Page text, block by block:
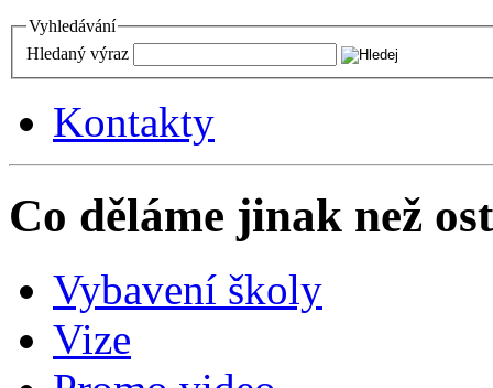
Vyhledávání
Hledaný výraz
Kontakty
Co děláme jinak než
Vybavení školy
Vize